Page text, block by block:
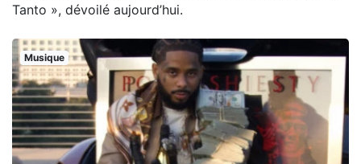
Tanto », dévoilé aujourd’hui.
Musique